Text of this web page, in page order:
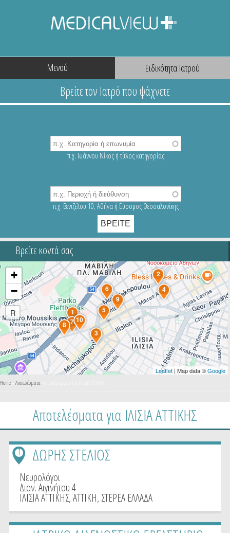
Μενού
π.χ. Ιωάννου Νίκος ή τίτλος κατηγορίας
π.χ. Βενιζέλου 10, Αθήνα ή Εύοσμος Θεσσαλονίκης
Βρείτε κοντά σας
1
2
3
4
5
6
7
8
9
10
+
−
R
Leaflet| Map data ©Google
You are here
Home Αποτελέσματα
Αποτελέσματα για ΙΛΙΣΙΑ ΑΤΤΙΚΗΣ
ΔΩΡΗΣ ΣΤΕΛΙΟΣ
1
Νευρολόγοι
Διον. Αιγινήτου 4
ΙΛΙΣΙΑ ΑΤΤΙΚΗΣ,ΑΤΤΙΚΗ, ΣΤΕΡΕΑ ΕΛΛΑΔΑ